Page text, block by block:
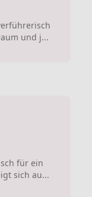
und j...
für ein
sich au...